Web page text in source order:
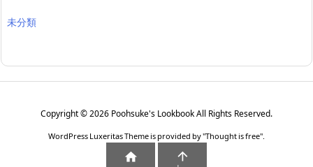
未分類
Copyright ©2026 Poohsuke's LookbookAll Rights Reserved.
WordPress Luxeritas Theme is provided by "Thought is free".
 